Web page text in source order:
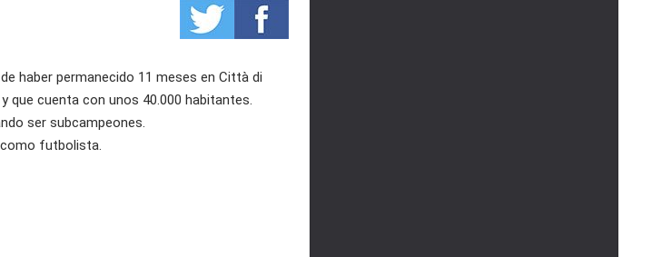
haber permanecido 11 meses en Città di
que cuenta con unos 40.000 habitantes.
ser subcampeones.
como futbolista.